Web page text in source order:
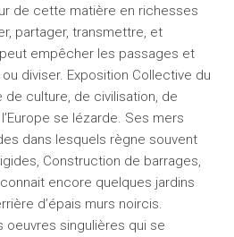
de cette matière en richesses
partager, transmettre, et
empêcher les passages et
diviser. Exposition Collective du
de culture, de civilisation, de
se lézarde. Ses mers
dans lesquels règne souvent
Construction de barrages,
encore quelques jardins
d’épais murs noircis.
singulières qui se